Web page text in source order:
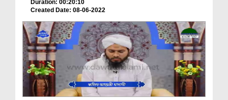
Duration: 00:20:10
Created Date: 08-06-2022